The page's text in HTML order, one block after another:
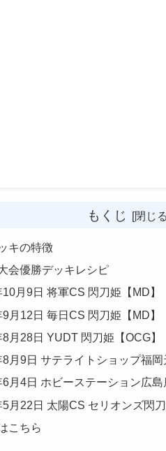
もくじ
キの特徴
会優勝デッキレシピ
月9日 将軍CS 閃刀姫【MD】
月12日 毎日CS 閃刀姫【MD】
月28日 YUDT 閃刀姫【OCG】
月9日 サテライトショップ福岡
月4日 ホビーステーション広島
月22日 太陽CS セリオンズ閃刀
こちら